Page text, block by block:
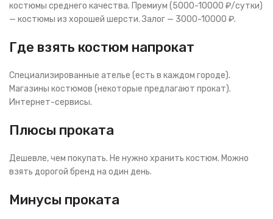
костюмы среднего качества. Премиум (5000-10000 ₽/сутки)
— костюмы из хорошей шерсти. Залог — 3000-10000 ₽.
Где взять костюм напрокат
Специализированные ателье (есть в каждом городе).
Магазины костюмов (некоторые предлагают прокат).
Интернет-сервисы.
Плюсы проката
Дешевле, чем покупать. Не нужно хранить костюм. Можно
взять дорогой бренд на один день.
Минусы проката